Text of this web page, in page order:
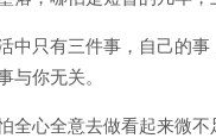
中只有三件事，自己的
与你无关。
全心全意去做看起来微